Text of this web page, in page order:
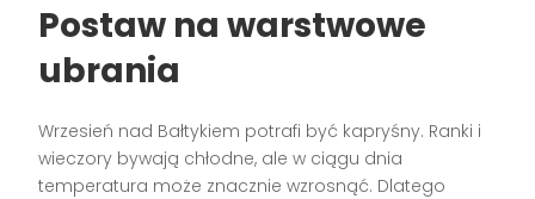
Postaw na warstwowe
ubrania
Wrzesień nad Bałtykiem potrafi być kapryśny. Ranki i
wieczory bywają chłodne, ale w ciągu dnia
temperatura może znacznie wzrosnąć. Dlatego